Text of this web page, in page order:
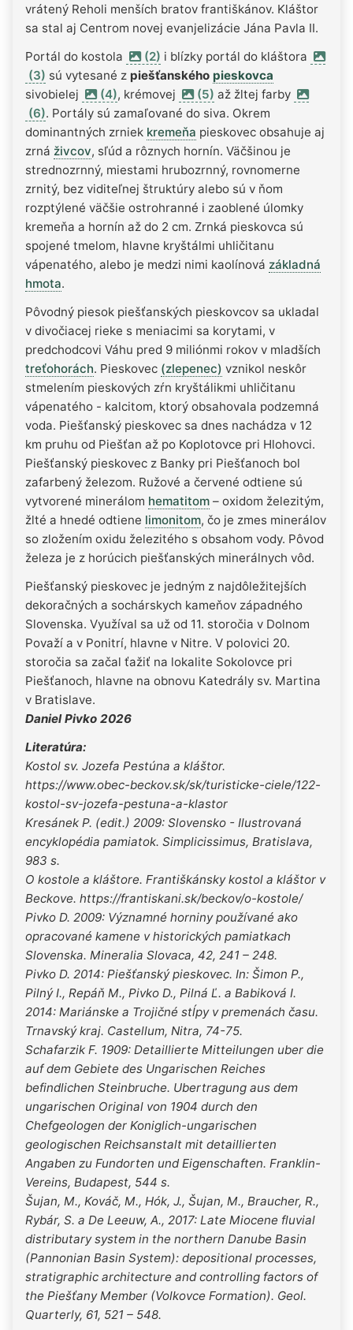
vrátený Reholi menších bratov františkánov. Kláštor
sa stal aj Centrom novej evanjelizácie Jána Pavla II.
Portál do kostola
(2) i blízky portál do kláštora
(3) sú vytesané z piešťanského pieskovca
sivobielej
(4), krémovej (5) až žltej farby
(6). Portály sú zamaľované do siva. Okrem
dominantných zrniek kremeňa pieskovec obsahuje aj
zrná živcov, sľúd a rôznych hornín. Väčšinou je
strednozrnný, miestami hrubozrnný, rovnomerne
zrnitý, bez viditeľnej štruktúry alebo sú v ňom
rozptýlené väčšie ostrohranné i zaoblené úlomky
kremeňa a hornín až do 2 cm. Zrnká pieskovca sú
spojené tmelom, hlavne kryštálmi uhličitanu
vápenatého, alebo je medzi nimi kaolínová základná
hmota.
Pôvodný piesok piešťanských pieskovcov sa ukladal
v divočiacej rieke s meniacimi sa korytami, v
predchodcovi Váhu pred 9 miliónmi rokov v mladších
treťohorách. Pieskovec (zlepenec) vznikol neskôr
stmelením pieskových zŕn kryštálikmi uhličitanu
vápenatého - kalcitom, ktorý obsahovala podzemná
voda. Piešťanský pieskovec sa dnes nachádza v 12
km pruhu od Piešťan až po Koplotovce pri Hlohovci.
Piešťanský pieskovec z Banky pri Piešťanoch bol
zafarbený železom. Ružové a červené odtiene sú
vytvorené minerálom hematitom – oxidom železitým,
žlté a hnedé odtiene limonitom, čo je zmes minerálov
so zložením oxidu železitého s obsahom vody. Pôvod
železa je z horúcich piešťanských minerálnych vôd.
Piešťanský pieskovec je jedným z najdôležitejších
dekoračných a sochárskych kameňov západného
Slovenska. Využíval sa už od 11. storočia v Dolnom
Považí a v Ponitrí, hlavne v Nitre. V polovici 20.
storočia sa začal ťažiť na lokalite Sokolovce pri
Piešťanoch, hlavne na obnovu Katedrály sv. Martina
v Bratislave.
Daniel Pivko 2026
Literatúra:
Kostol sv. Jozefa Pestúna a kláštor.
https://www.obec-beckov.sk/sk/turisticke-ciele/122-
kostol-sv-jozefa-pestuna-a-klastor
Kresánek P. (edit.) 2009: Slovensko - Ilustrovaná
encyklopédia pamiatok. Simplicissimus, Bratislava,
983 s.
O kostole a kláštore. Františkánsky kostol a kláštor v
Beckove. https://frantiskani.sk/beckov/o-kostole/
Pivko D. 2009: Významné horniny používané ako
opracované kamene v historických pamiatkach
Slovenska. Mineralia Slovaca, 42, 241 – 248.
Pivko D. 2014: Piešťanský pieskovec. In: Šimon P.,
Pilný I., Repáň M., Pivko D., Pilná Ľ. a Babiková I.
2014: Mariánske a Trojičné stĺpy v premenách času.
Trnavský kraj. Castellum, Nitra, 74-75.
Schafarzik F. 1909: Detaillierte Mitteilungen uber die
auf dem Gebiete des Ungarischen Reiches
befindlichen Steinbruche. Ubertragung aus dem
ungarischen Original von 1904 durch den
Chefgeologen der Koniglich-ungarischen
geologischen Reichsanstalt mit detaillierten
Angaben zu Fundorten und Eigenschaften. Franklin-
Vereins, Budapest, 544 s.
Šujan, M., Kováč, M., Hók, J., Šujan, M., Braucher, R.,
Rybár, S. a De Leeuw, A., 2017: Late Miocene fluvial
distributary system in the northern Danube Basin
(Pannonian Basin System): depositional processes,
stratigraphic architecture and controlling factors of
the Piešťany Member (Volkovce Formation). Geol.
Quarterly, 61, 521 – 548.